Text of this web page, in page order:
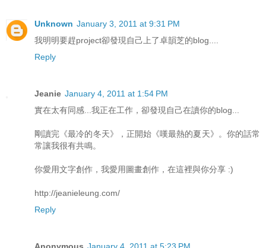
Unknown January 3, 2011 at 9:31 PM
我明明要趕project卻發現自己上了卓韻芝的blog....
Reply
Jeanie January 4, 2011 at 1:54 PM
實在太有同感...我正在工作，卻發現自己在讀你的blog...
剛讀完《最冷的冬天》，正開始《嘆最熱的夏天》。你的話常
常讓我很有共鳴。
你愛用文字創作，我愛用圖畫創作，在這裡與你分享 :)
http://jeanieleung.com/
Reply